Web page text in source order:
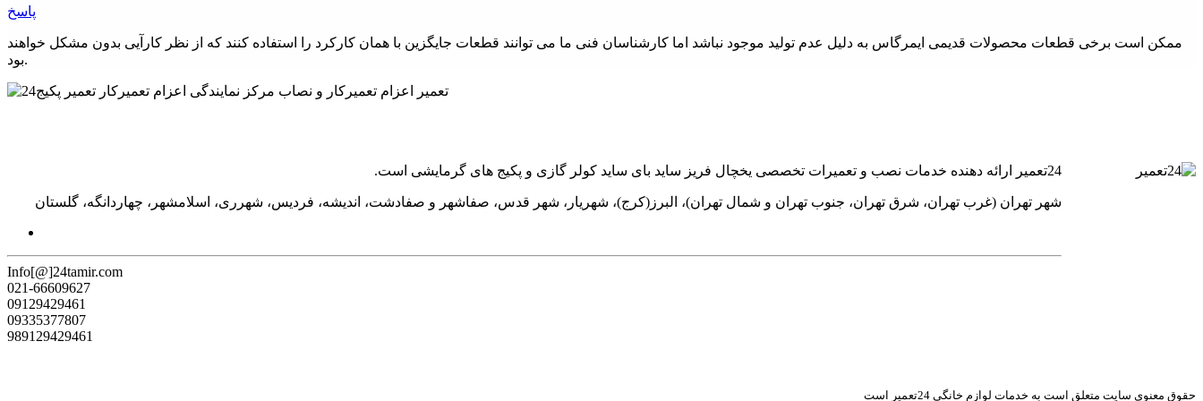
پاسخ
ممکن است برخی قطعات محصولات قدیمی ایمرگاس به دلیل عدم تولید موجود نباشد اما کارشناسان فنی ما می توانند قطعات جایگزین با همان کارکرد را استفاده کنند که از نظر کارآیی بدون مشکل خواهند
بود.
24تعمیر ارائه دهنده خدمات نصب و تعمیرات تخصصی یخچال فریز ساید بای ساید کولر گازی و پکیج های گرمایشی است.
شهر تهران (غرب تهران، شرق تهران، جنوب تهران و شمال تهران)، البرز(کرج)، شهریار، شهر قدس، صفاشهر و صفادشت، اندیشه، فردیس، شهرری، اسلامشهر، چهاردانگه، گلستان
Info[@]24tamir.com
021-66609627
09129429461
09335377807
989129429461
حقوق معنوی سایت متعلق است به خدمات لوازم خانگی 24تعمیر است